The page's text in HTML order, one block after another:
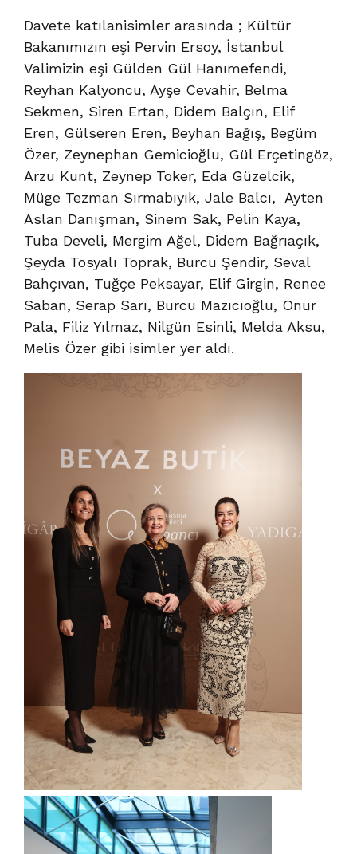
Davete katılanisimler arasında ; Kültür
Bakanımızın eşi Pervin Ersoy, İstanbul
Valimizin eşi Gülden Gül Hanımefendi,
Reyhan Kalyoncu, Ayşe Cevahir, Belma
Sekmen, Siren Ertan, Didem Balçın, Elif
Eren, Gülseren Eren, Beyhan Bağış, Begüm
Özer, Zeynephan Gemicioğlu, Gül Erçetingöz,
Arzu Kunt, Zeynep Toker, Eda Güzelcik,
Müge Tezman Sırmabıyık, Jale Balcı, Ayten
Aslan Danışman, Sinem Sak, Pelin Kaya,
Tuba Develi, Mergim Ağel, Didem Bağrıaçık,
Şeyda Tosyalı Toprak, Burcu Şendir, Seval
Bahçıvan, Tuğçe Peksayar, Elif Girgin, Renee
Saban, Serap Sarı, Burcu Mazıcıoğlu, Onur
Pala, Filiz Yılmaz, Nilgün Esinli, Melda Aksu,
Melis Özer gibi isimler yer aldı.